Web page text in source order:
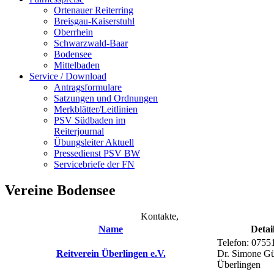
Ortenauer Reiterring
Breisgau-Kaiserstuhl
Oberrhein
Schwarzwald-Baar
Bodensee
Mittelbaden
Service / Download
Antragsformulare
Satzungen und Ordnungen
Merkblätter/Leitlinien
PSV Südbaden im
Reiterjournal
Übungsleiter Aktuell
Pressedienst PSV BW
Servicebriefe der FN
Vereine Bodensee
Kontakte,
Name
Reitverein Überlingen e.V.
Telefon:
Dr. Simone
Überlingen